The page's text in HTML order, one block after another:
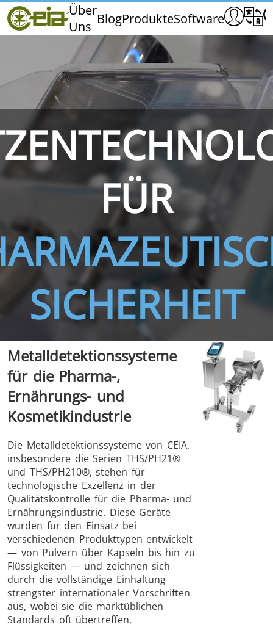
Über
Uns BlogProdukteSoftware
Home
CEIA
Messen und Veranstaltungen
THS/PH210 THS/PH210-FFV THS/
THS/PH21N-FB THS/PH21N-FFV
THS/
D25
THS/FBB
THS/MBB
THS/GMS21
THS Production
4.0
MD-SCOPE
FÜR
SICHERHEIT
Metalldetektionssysteme
für die Pharma-,
Ernährungs- und
Kosmetikindustrie
Die Metalldetektionssysteme von CEIA,
insbesondere die Serien THS/PH21®
und THS/PH210®, stehen für
technologische Exzellenz in der
Qualitätskontrolle für die Pharma- und
Ernährungsindustrie. Diese Geräte
wurden für den Einsatz bei
verschiedenen Produkttypen entwickelt
— von Pulvern über Kapseln bis hin zu
Flüssigkeiten — und zeichnen sich
durch die vollständige Einhaltung
strengster internationaler Vorschriften
aus, wobei sie die marktüblichen
Standards oft übertreffen.